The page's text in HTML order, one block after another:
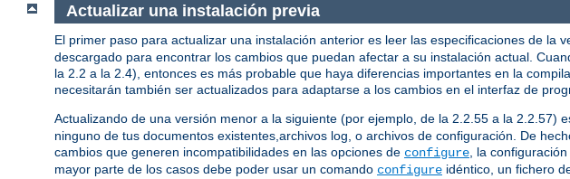
Actualizar una instalación previa
El primer paso para actualizar una instalación anterior es leer las especificaciones de la
descargado para encontrar los cambios que puedan afectar a su instalación actual.
la 2.2 a la 2.4), entonces es más probable que haya diferencias importantes en la
necesitarán también ser actualizados para adaptarse a los cambios en el interfaz de
Actualizando de una versión menor a la siguiente (por ejemplo, de la 2.2.55 a la 2.2.57)
ninguno de tus documentos existentes,archivos log, o archivos de configuración. De
cambios que generen incompatibilidades en las opciones de configure , la
mayor parte de los casos debe poder usar un comando configure idéntico, un fichero